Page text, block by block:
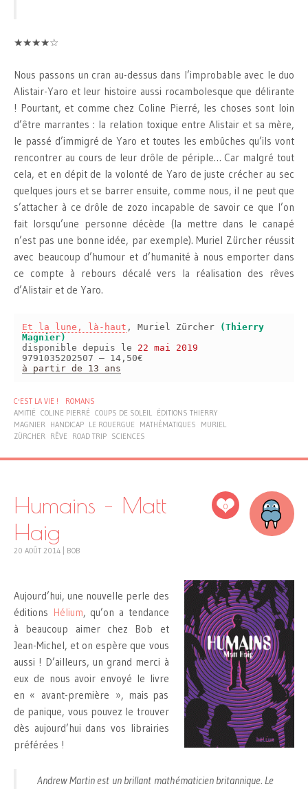
★★★★☆
Nous passons un cran au-dessus dans l’improbable avec le duo
Alistair-Yaro et leur histoire aussi rocambolesque que délirante
! Pourtant, et comme chez Coline Pierré, les choses sont loin
d’être marrantes : la relation toxique entre Alistair et sa mère,
le passé d’immigré de Yaro et toutes les embûches qu’ils vont
rencontrer au cours de leur drôle de périple… Car malgré tout
cela, et en dépit de la volonté de Yaro de juste crécher au sec
quelques jours et se barrer ensuite, comme nous, il ne peut que
s’attacher à ce drôle de zozo incapable de savoir ce que l’on
fait lorsqu’une personne décède (la mettre dans le canapé
n’est pas une bonne idée, par exemple). Muriel Zürcher réussit
avec beaucoup d’humour et d’humanité à nous emporter dans
ce compte à rebours décalé vers la réalisation des rêves
d’Alistair et de Yaro.
Et la lune, là-haut , Muriel Zürcher
(Thierry
Magnier)
disponible depuis le 22 mai 2019
9791035202507 – 14,50€
à partir de 13 ans
C'EST LA VIE !
ROMANS
AMITIÉ COLINE PIERRÉ COUPS DE SOLEIL
ÉDITIONS THIERRY
MAGNIER
HANDICAP LE ROUERGUE MATHÉMATIQUES
MURIEL
ZÜRCHER
RÊVE ROAD TRIP SCIENCES
0
Humains – Matt
Haig
20 AOÛT 2014 BOB
Aujourd’hui, une nouvelle perle des
éditions Hélium, qu’on a tendance
à beaucoup aimer chez Bob et
Jean-Michel, et on espère que vous
aussi ! D’ailleurs, un grand merci à
eux de nous avoir envoyé le livre
en « avant-première », mais pas
de panique, vous pouvez le trouver
dès aujourd’hui dans vos librairies
préférées !
Andrew Martin est un brillant mathématicien britannique. Le